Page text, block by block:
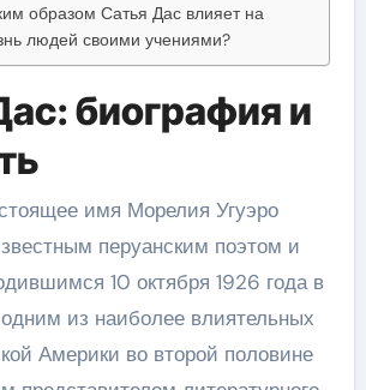
образом Сатья Дас влияет на
людей своими учениями?
биография и
имя Морелия Угуэро
перуанским поэтом и
10 октября 1926 года в
из наиболее влиятельных
Америки во второй половине